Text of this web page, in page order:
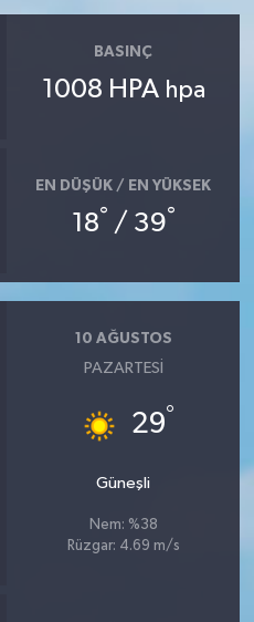
BASINÇ
1008 HPA hpa
EN DÜŞÜK / EN YÜKSEK
18° / 39°
10 AĞUSTOS
PAZARTESI
29°
Güneşli
Nem: %38
Rüzgar: 4.69 m/s